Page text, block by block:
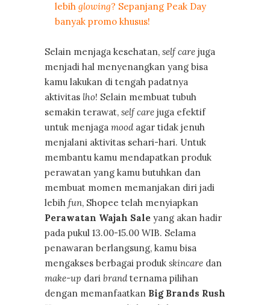
lebih glowing? Sepanjang Peak Day
banyak promo khusus!
Selain menjaga kesehatan, self care juga
menjadi hal menyenangkan yang bisa
kamu lakukan di tengah padatnya
aktivitas lho! Selain membuat tubuh
semakin terawat, self care juga efektif
untuk menjaga mood agar tidak jenuh
menjalani aktivitas sehari-hari. Untuk
membantu kamu mendapatkan produk
perawatan yang kamu butuhkan dan
membuat momen memanjakan diri jadi
lebih fun, Shopee telah menyiapkan
Perawatan Wajah Sale yang akan hadir
pada pukul 13.00-15.00 WIB. Selama
penawaran berlangsung, kamu bisa
mengakses berbagai produk skincare dan
make-up dari brandternama pilihan
dengan memanfaatkan Big Brands Rush